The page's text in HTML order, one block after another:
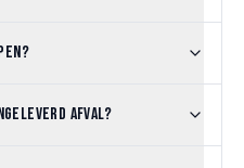
afval?